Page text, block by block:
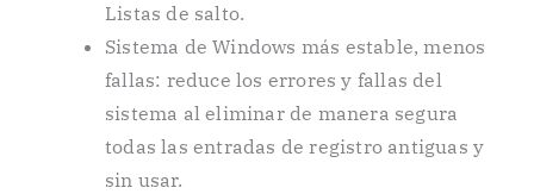
Listas de salto.
Sistema de Windows más estable, menos
fallas: reduce los errores y fallas del
sistema al eliminar de manera segura
todas las entradas de registro antiguas y
sin usar.